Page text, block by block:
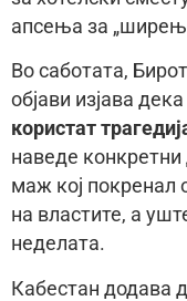
апсења за
Во саботата,
објави изјава дека
користат
наведе
маж кој покренал
на властите, а
неделата.
Кабестан додава